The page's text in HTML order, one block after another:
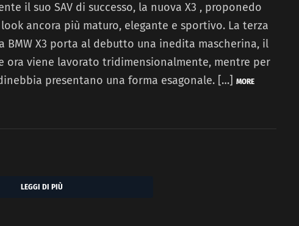
il suo SAV di successo, la nuova X3 , proponedo
ancora più maturo, elegante e sportivo. La terza
BMW X3 porta al debutto una inedita mascherina, il
ora viene lavorato tridimensionalmente, mentre per
presentano una forma esagonale. […] MORE
LEGGI DI PIÙ